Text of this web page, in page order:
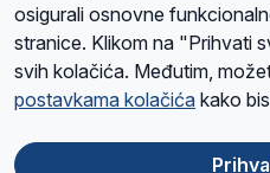
O namaRadio ProgramVolonteri
Ova stranica je zaštićena
osigurali osnovne
stranice. Klikom na "Prihvati
svih kolačića. Međutim,
postavkama kolačića kako